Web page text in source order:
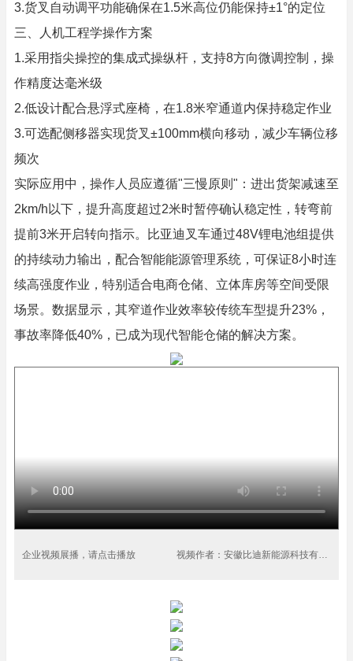
3.货叉自动调平功能确保在1.5米高位仍能保持±1°的定位
三、人机工程学操作方案
1.采用指尖操控的集成式操纵杆，支持8方向微调控制，操
作精度达毫米级
2.低设计配合悬浮式座椅，在1.8米窄通道内保持稳定作业
3.可选配侧移器实现货叉±100mm横向移动，减少车辆位移
频次
实际应用中，操作人员应遵循"三慢原则"：进出货架减速至
2km/h以下，提升高度超过2米时暂停确认稳定性，转弯前
提前3米开启转向指示。比亚迪叉车通过48V锂电池组提供
的持续动力输出，配合智能能源管理系统，可保证8小时连
续高强度作业，特别适合电商仓储、立体库房等空间受限
场景。数据显示，其窄道作业效率较传统车型提升23%，
事故率降低40%，已成为现代智能仓储的解决方案。
企业视频展播，请点击播放 视频作者：安徽比迪新能源科技有限公司